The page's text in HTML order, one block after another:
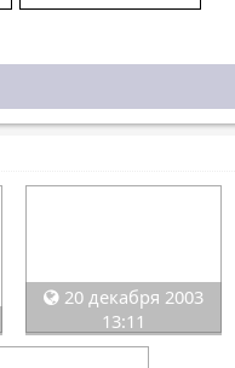
20 декабря 2003
13:11